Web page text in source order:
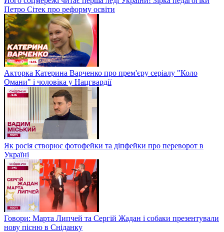
Петро Сітек про реформу освіти
Акторка Катерина Варченко про прем'єру серіалу "Коло
Омани" і чоловіка у Нацгвардії
Як росія створює фотофейки та діпфейки про переворот в
Україні
Говори: Марта Липчей та Сергій Жадан і собаки презентували
нову пісню в Сніданку